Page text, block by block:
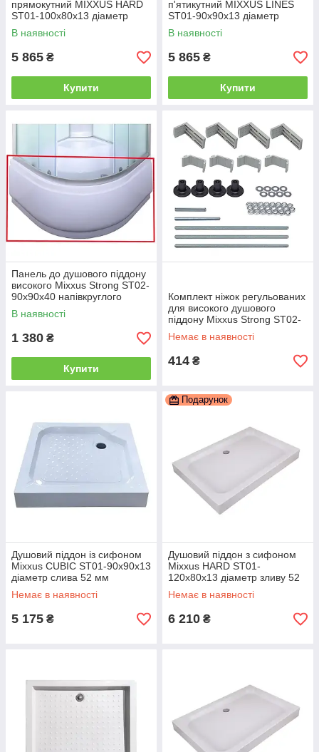
прямокутний MIXXUS HARD
ST01-100x80x13 діаметр
зливу 52 мм NEW (MI8430)
В наявності
5 865 ₴
Купити
п'ятикутний MIXXUS LINES
ST01-90x90x13 діаметр
слива 52 мм (MI8284)
В наявності
5 865 ₴
Купити
Панель до душового піддону
високого Mixxus Strong ST02-
90x90x40 напівкруглого
(MI8311)
В наявності
1 380 ₴
Купити
Комплект ніжок регульованих
для високого душового
піддону Mixxus Strong ST02-
SET Chrome (MI8161)
Немає в наявності
414 ₴
Душовий піддон із сифоном
Mixxus CUBIC ST01-90x90x13
діаметр слива 52 мм
(MI6917)
Немає в наявності
5 175 ₴
Подарунок
Душовий піддон з сифоном
Mixxus HARD ST01-
120x80x13 діаметр зливу 52
мм (MI6919)
Немає в наявності
6 210 ₴